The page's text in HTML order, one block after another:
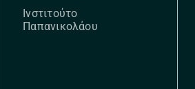
Ινστιτούτο
Παπανικολάου